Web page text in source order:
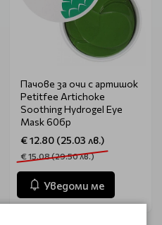
Пачове за очи с артишок
Petitfee Artichoke
Soothing Hydrogel Eye
Mask 60бр
€ 12.80 (25.03 лв.)
€ 15.08 (29.50 лв.)
Уведоми ме